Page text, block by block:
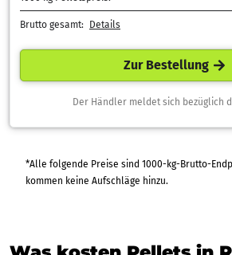
Brutto gesamt: Details
Zur Bestellung
Der Händler meldet sich bezüglich
*Alle folgende Preise sind 1000-kg-Brutto-Endpreise inkl.
kommen keine Aufschläge hinzu.